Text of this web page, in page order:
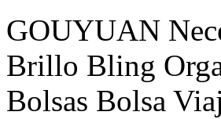
GOUYUAN
Brillo Bling
Bolsas Bolsa